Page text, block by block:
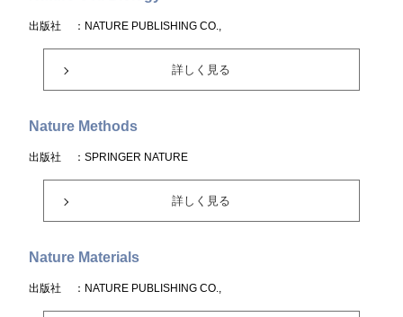
出版社 ：NATURE PUBLISHING CO.,
詳しく見る
Nature Methods
出版社 ：SPRINGER NATURE
詳しく見る
Nature Materials
出版社 ：NATURE PUBLISHING CO.,